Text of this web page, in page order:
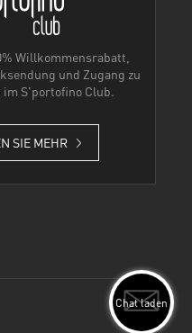
Willkommensrabatt,
und Zugang zu
S'portofino Club.
SIE MEHR
Chat laden